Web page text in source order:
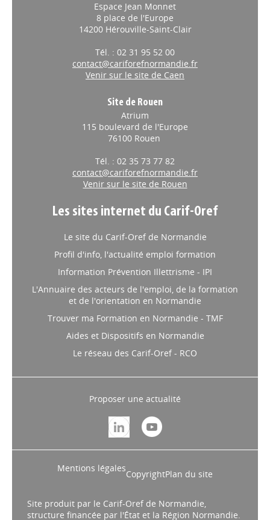
Espace Jean Monnet
8 place de l'Europe
14200 Hérouville-Saint-Clair
Tél. : 02 31 95 52 00
contact@cariforefnormandie.fr
Venir sur le site de Caen
Site de Rouen
Atrium
115 boulevard de l'Europe
76100 Rouen
Tél. : 02 35 73 77 82
contact@cariforefnormandie.fr
Venir sur le site de Rouen
Les sites internet du Carif-Oref
Le site du Carif-Oref de Normandie
Profil d'info, l'actualité emploi formation
Information Prévention Illettrisme - IPI
L'Annuaire des acteurs de l'emploi, de la formation
et de l'orientation en Normandie
Trouver ma Formation en Normandie - TMF
Aides et Dispositifs en Normandie
Le réseau des Carif-Oref - RCO
Proposer une actualité
Mentions légales
CopyrightPlan du site
Site produit par le Carif-Oref de Normandie,
structure financée par l'État et la Région Normandie.